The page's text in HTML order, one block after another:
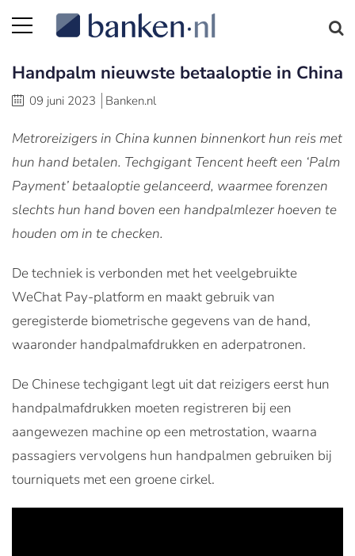
Handpalm nieuwste betaaloptie in China
09 juni 2023 Banken.nl
Metroreizigers in China kunnen binnenkort hun reis met
hun hand betalen. Techgigant Tencent heeft een ‘Palm
Payment’ betaaloptie gelanceerd, waarmee forenzen
slechts hun hand boven een handpalmlezer hoeven te
houden om in te checken.
De techniek is verbonden met het veelgebruikte
WeChat Pay-platform en maakt gebruik van
geregisterde biometrische gegevens van de hand,
waaronder handpalmafdrukken en aderpatronen.
De Chinese techgigant legt uit dat reizigers eerst hun
handpalmafdrukken moeten registreren bij een
aangewezen machine op een metrostation, waarna
passagiers vervolgens hun handpalmen gebruiken bij
tourniquets met een groene cirkel.